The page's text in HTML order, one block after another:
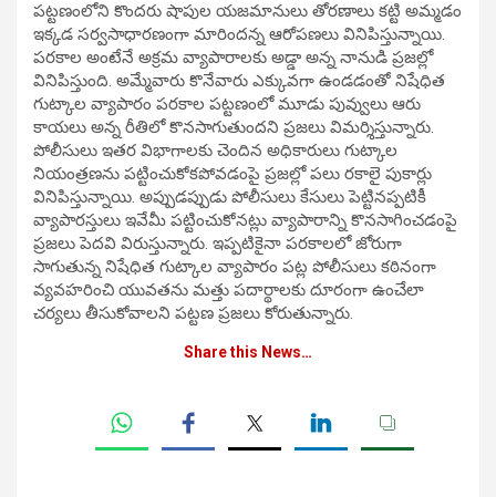
పట్టణంలోని కొందరు షాపుల యజమానులు తోరణాలు కట్టి అమ్మడం
ఇక్కడ సర్వసాధారణంగా మారిందన్న ఆరోపణలు వినిపిస్తున్నాయి.
పరకాల అంటేనే అక్రమ వ్యాపారాలకు అడ్డా అన్న నానుడి ప్రజల్లో
వినిపిస్తుంది. అమ్మేవారు కొనేవారు ఎక్కువగా ఉండడంతో నిషేధిత
గుట్కాల వ్యాపారం పరకాల పట్టణంలో మూడు పువ్వులు ఆరు
కాయలు అన్న రీతిలో కొనసాగుతుందని ప్రజలు విమర్శిస్తున్నారు.
పోలీసులు ఇతర విభాగాలకు చెందిన అధికారులు గుట్కాల
నియంత్రణను పట్టించుకోకపోవడంపై ప్రజల్లో పలు రకాలై పుకార్లు
వినిపిస్తున్నాయి. అప్పుడప్పుడు పోలీసులు కేసులు పెట్టినప్పటికీ
వ్యాపారస్తులు ఇవేమీ పట్టించుకోనట్లు వ్యాపారాన్ని కొనసాగించడంపై
ప్రజలు పెదవి విరుస్తున్నారు. ఇప్పటికైనా పరకాలలో జోరుగా
సాగుతున్న నిషేధిత గుట్కాల వ్యాపారం పట్ల పోలీసులు కఠినంగా
వ్యవహరించి యువతను మత్తు పదార్థాలకు దూరంగా ఉంచేలా
చర్యలు తీసుకోవాలని పట్టణ ప్రజలు కోరుతున్నారు.
Share this News…